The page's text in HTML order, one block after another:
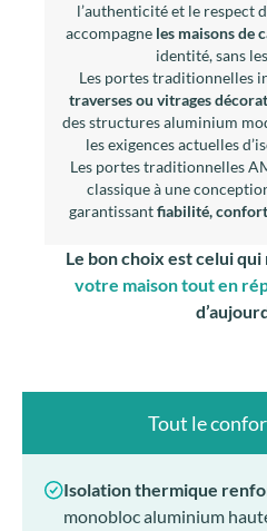
l’authenticité et le respect
accompagne les maisons de
identité, sans
Les portes traditionnelles
traverses ou vitrages
des structures aluminium
les exigences actuelles
Les portes traditionnelles
classique à une
garantissantfiabilité,
Le bon choix est celui
votre maison tout en
Tout le
Isolation thermique
monobloc aluminium